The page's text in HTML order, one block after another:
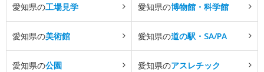
愛知県の工場見学 愛知県の博物館・科学館
愛知県の美術館 愛知県の道の駅・SA/PA
愛知県の公園 愛知県のアスレチック